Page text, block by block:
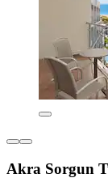
Akra Sorgun